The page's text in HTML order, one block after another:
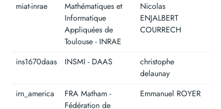
miat-inrae
Mathématiques et
Informatique
Appliquées de
Toulouse - INRAE
Nicolas
ENJALBERT
COURRECH
ins1670daas INSMI - DAAS
christophe
delaunay
irn_america
FRA Matham -
Fédération de
Emmanuel ROYER